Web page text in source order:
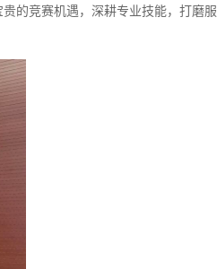
的竞赛机遇，深耕专业技能，打磨服